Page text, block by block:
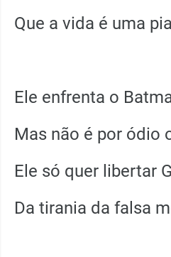
Que a vida é uma
Ele enfrenta o
Mas não é por ódio
Ele só quer libertar
Da tirania da falsa